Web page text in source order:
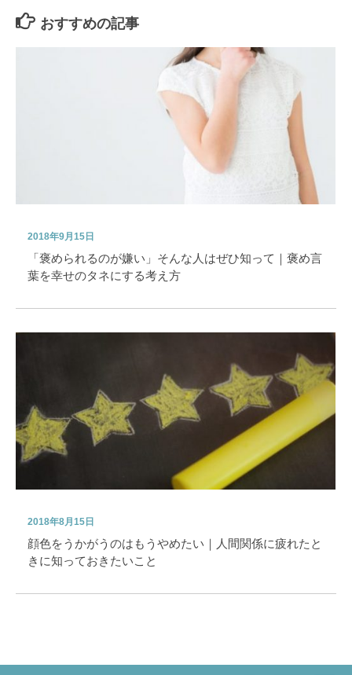
おすすめの記事
2018年9月15日
「褒められるのが嫌い」そんな人はぜひ知って｜褒め言
葉を幸せのタネにする考え方
2018年8月15日
顔色をうかがうのはもうやめたい｜人間関係に疲れたと
きに知っておきたいこと